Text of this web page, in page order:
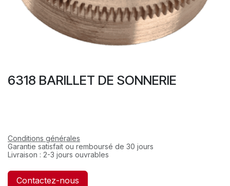
6318 BARILLET DE SONNERIE
Conditions générales
Garantie satisfait ou remboursé de 30 jours
Livraison : 2-3 jours ouvrables
Contactez-nous